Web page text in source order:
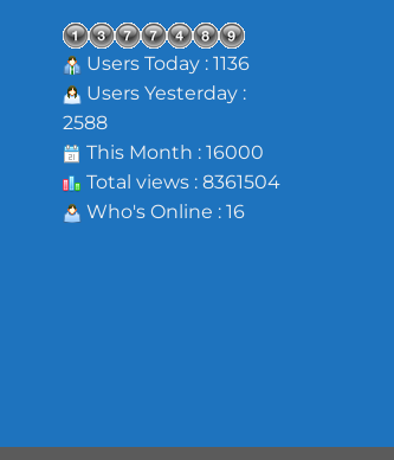
Users Today : 1136
Users Yesterday :
2588
This Month : 16000
Total views : 8361504
Who's Online : 16